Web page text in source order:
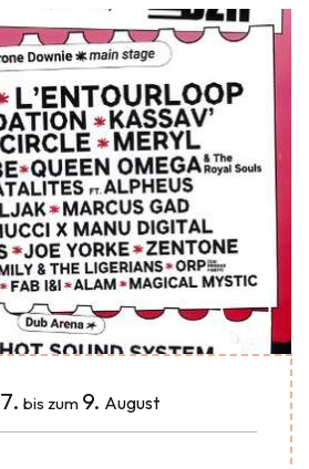
7. bis zum 9. August